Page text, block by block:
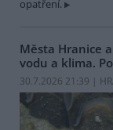
opatření.
Města Hranice
vodu a klima.
30.7.2026 21:39 |